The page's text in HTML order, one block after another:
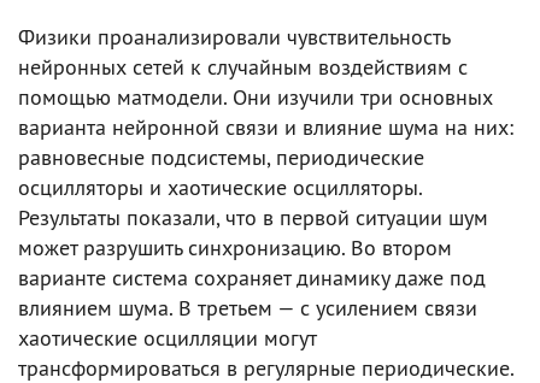
Физики проанализировали чувствительность
нейронных сетей к случайным воздействиям с
помощью матмодели. Они изучили три основных
варианта нейронной связи и влияние шума на них:
равновесные подсистемы, периодические
осцилляторы и хаотические осцилляторы.
Результаты показали, что в первой ситуации шум
может разрушить синхронизацию. Во втором
варианте система сохраняет динамику даже под
влиянием шума. В третьем — с усилением связи
хаотические осцилляции могут
трансформироваться в регулярные периодические.